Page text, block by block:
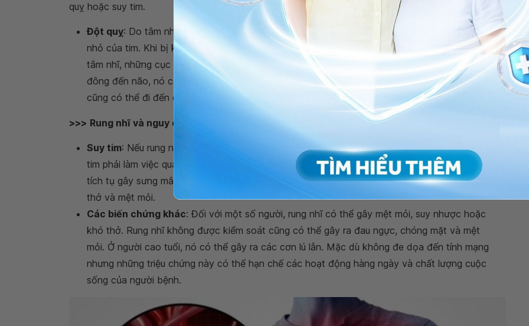
quỵ hoặc suy tim.
Đột quỵ: Do tâm nhĩ không thể đẩy máu đúng cách, máu bị mắc kẹt trong các góc và rãnh
nhỏ của tim. Khi bị kẹt, máu có thể bị đông lại. Với tất cả các cơn co thắt bất thường trong
tâm nhĩ, những cục máu đông này có thể được bơm vào hệ thống tuần hoàn. Nếu cục máu
đông đến não, nó có thể gây tắc mạch máu dẫn đến đột quỵ. Đôi khi, những cục máu đông
cũng có thể đi đến các bộ phận khác của cơ thể và gây ra các biến chứng khác.
>>> Rung nhĩ và nguy cơ đột quỵ
Suy tim: Nếu rung nhĩ không được kiểm soát sớm có thể dẫn đến suy tim. Điều này xảy ra khi
tim phải làm việc quá sức để giữ cho máu lưu thông khắp cơ thể. Kết quả là, chất lỏng thừa
tích tụ gây sưng mắt cá chân và cẳng chân hoặc nó có thể tích tụ trong phổi dẫn đến khó
thở và mệt mỏi.
Các biến chứng khác: Đối với một số người, rung nhĩ có thể gây mệt mỏi, suy nhược hoặc
khó thở. Rung nhĩ không được kiểm soát cũng có thể gây ra đau ngực, chóng mặt và mệt
mỏi. Ở người cao tuổi, nó có thể gây ra các cơn lú lẫn. Mặc dù không đe dọa đến tính mạng
nhưng những triệu chứng này có thể hạn chế các hoạt động hàng ngày và chất lượng cuộc
sống của người bệnh.